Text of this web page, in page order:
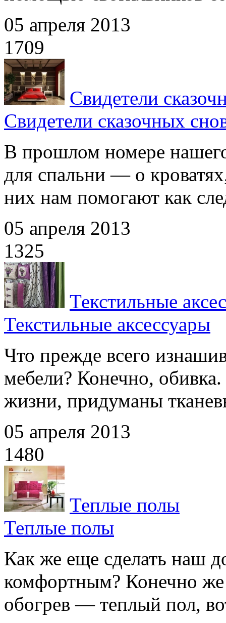
05 апреля 2013
1709
Свидетели
Свидетели сказочных
В прошлом номере
для спальни — о
них нам помогают как
05 апреля 2013
1325
Текстильные
Текстильные аксессуары
Что прежде всего
мебели? Конечно,
жизни, придуманы
05 апреля 2013
1480
Теплые полы
Теплые полы
Как же еще сделать наш
комфортным? Конечно же
обогрев — теплый пол,